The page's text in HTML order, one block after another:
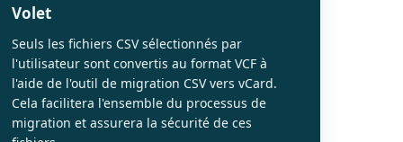
Volet
Seuls les fichiers CSV sélectionnés par
l'utilisateur sont convertis au format VCF à
l'aide de l'outil de migration CSV vers vCard.
Cela facilitera l'ensemble du processus de
migration et assurera la sécurité de ces